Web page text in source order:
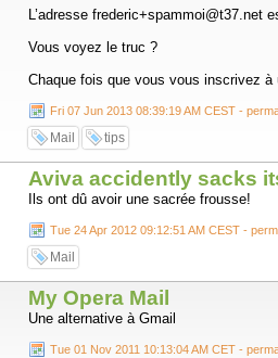
L’adresse frederic+spammoi@t37.net
Vous voyez le truc ?
Chaque fois que vous vous inscrivez
Fri 07 Jun 2013 08:39:19 AM CEST -
Mail tips
Aviva accidently sacks
Ils ont dû avoir une sacrée frousse!
Tue 24 Apr 2012 09:12:51 AM CEST -
Mail
My Opera Mail
Une alternative à Gmail
Tue 01 Nov 2011 10:13:04 AM CET -